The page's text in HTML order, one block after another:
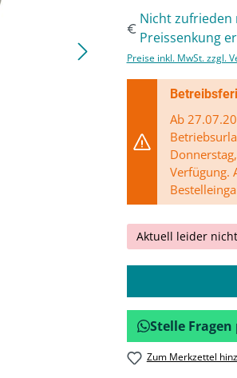
Nicht zufrieden
Preissenkung
Preise inkl. MwSt. zzgl.
Ab
Verfügung.
Aktuell leider
Stelle
Zum Merkzettel